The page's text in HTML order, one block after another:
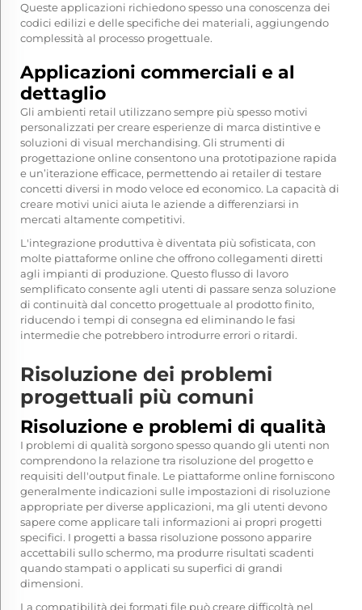
Queste applicazioni richiedono spesso una conoscenza dei
codici edilizi e delle specifiche dei materiali, aggiungendo
complessità al processo progettuale.
Applicazioni commerciali e al
dettaglio
Gli ambienti retail utilizzano sempre più spesso motivi
personalizzati per creare esperienze di marca distintive e
soluzioni di visual merchandising. Gli strumenti di
progettazione online consentono una prototipazione rapida
e un’iterazione efficace, permettendo ai retailer di testare
concetti diversi in modo veloce ed economico. La capacità di
creare motivi unici aiuta le aziende a differenziarsi in
mercati altamente competitivi.
L'integrazione produttiva è diventata più sofisticata, con
molte piattaforme online che offrono collegamenti diretti
agli impianti di produzione. Questo flusso di lavoro
semplificato consente agli utenti di passare senza soluzione
di continuità dal concetto progettuale al prodotto finito,
riducendo i tempi di consegna ed eliminando le fasi
intermedie che potrebbero introdurre errori o ritardi.
Risoluzione dei problemi
progettuali più comuni
Risoluzione e problemi di qualità
I problemi di qualità sorgono spesso quando gli utenti non
comprendono la relazione tra risoluzione del progetto e
requisiti dell'output finale. Le piattaforme online forniscono
generalmente indicazioni sulle impostazioni di risoluzione
appropriate per diverse applicazioni, ma gli utenti devono
sapere come applicare tali informazioni ai propri progetti
specifici. I progetti a bassa risoluzione possono apparire
accettabili sullo schermo, ma produrre risultati scadenti
quando stampati o applicati su superfici di grandi
dimensioni.
La compatibilità dei formati file può creare difficoltà nel